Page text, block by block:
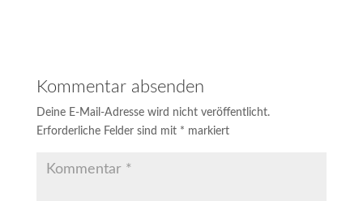
Kommentar absenden
Deine E-Mail-Adresse wird nicht veröffentlicht.
Erforderliche Felder sind mit * markiert